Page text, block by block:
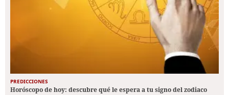
PREDICCIONES
Horóscopo de hoy: descubre qué le espera a tu signo del zodiaco